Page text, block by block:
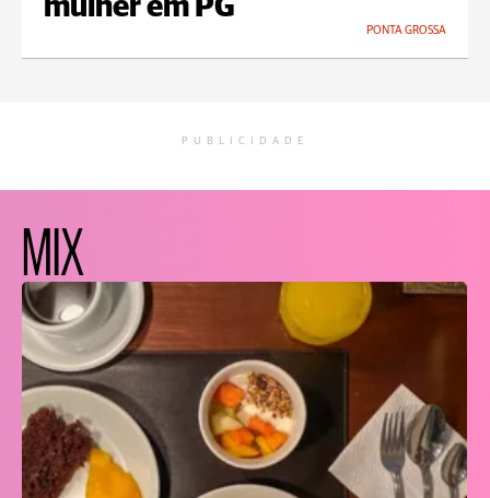
mulher em PG
PONTA GROSSA
PUBLICIDADE
MIX